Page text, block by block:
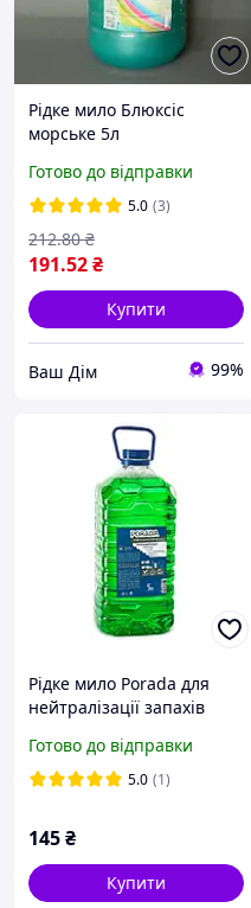
Рідке мило Блюксіс
морське 5л
Готово до відправки
5.0 (3)
191.52₴
212.80 ₴
Купити
Ваш Дім 99%
Рідке мило Porada для
нейтралізації запахів
Готово до відправки
5.0 (1)
145₴
Купити